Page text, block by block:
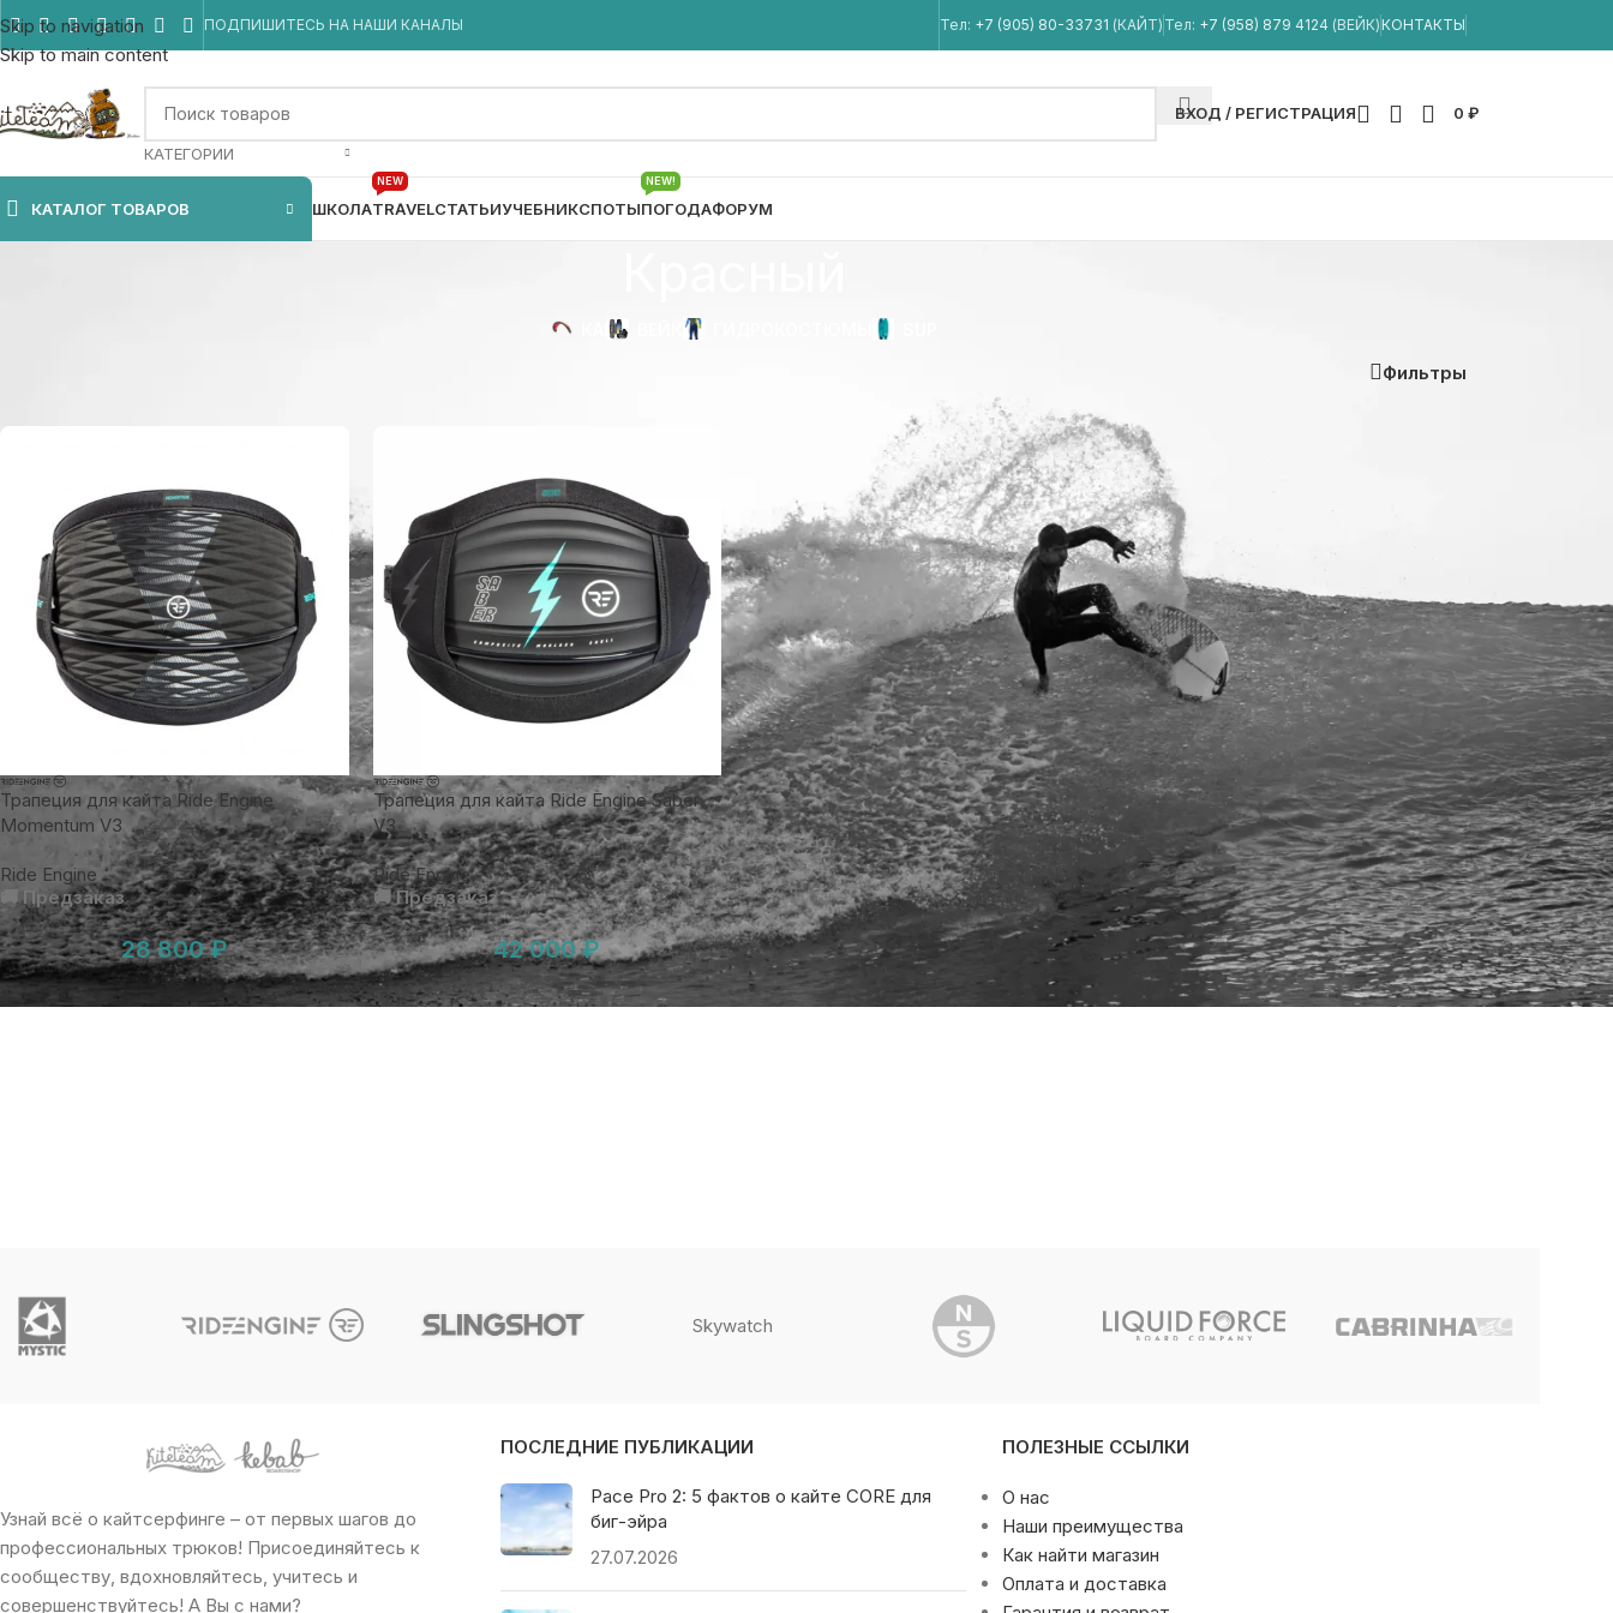
Skip to navigation
Skip to main content
ПОДПИШИТЕСЬ НА НАШИ КАНАЛЫ
Тел: +7 (905) 80-33731 (КАЙТ) Тел: +7 (958) 879 4124 (ВЕЙК) КОНТАКТЫ
КАТЕГОРИИ
ВХОД / РЕГИСТРАЦИЯ 0 ₽
КАТАЛОГ ТОВАРОВ ШКОЛАTRAVEL
NEW
СТАТЬИУЧЕБНИКСПОТЫПОГОДА
NEW!
ФОРУМ
КАЙТ
Фильтры
Трапеция для кайта Ride Engine
Momentum V3
Ride Engine
🚚 Предзаказ
28 800₽
Трапеция для кайта Ride Engine Saber
V3
Ride Engine
🚚 Предзаказ
42 000₽
Skywatch
Узнай всё о кайтсерфинге – от первых шагов до
профессиональных трюков! Присоединяйтесь к
сообществу, вдохновляйтесь, учитесь и
совершенствуйтесь! А Вы с нами?
ПОСЛЕДНИЕ ПУБЛИКАЦИИ
Pace Pro 2: 5 фактов о кайте CORE для
биг-эйра
27.07.2026
ПОЛЕЗНЫЕ ССЫЛКИ
О нас
Наши преимущества
Как найти магазин
Оплата и доставка